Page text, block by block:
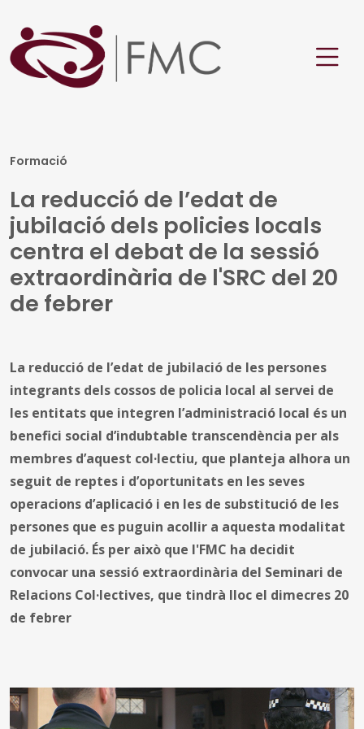
Formació
La reducció de l’edat de
jubilació dels policies locals
centra el debat de la sessió
extraordinària de l'SRC del 20
de febrer
La reducció de l’edat de jubilació de les persones
integrants dels cossos de policia local al servei de
les entitats que integren l’administració local és un
benefici social d’indubtable transcendència per als
membres d’aquest col·lectiu, que planteja alhora un
seguit de reptes i d’oportunitats en les seves
operacions d’aplicació i en les de substitució de les
persones que es puguin acollir a aquesta modalitat
de jubilació. És per això que l'FMC ha decidit
convocar una sessió extraordinària del Seminari de
Relacions Col·lectives, que tindrà lloc el dimecres 20
de febrer